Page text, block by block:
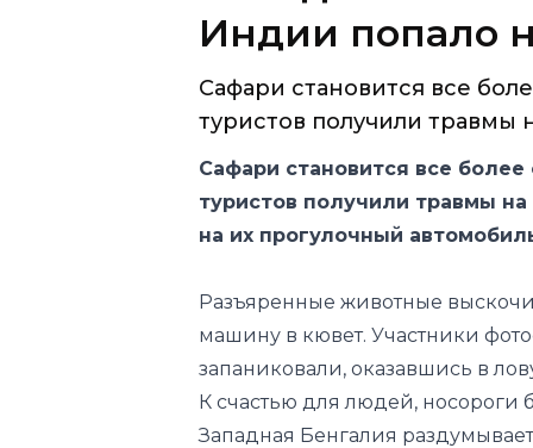
Индии попало
Сафари становится все
туристов получили травмы
Сафари становится все
туристов получили травмы
на их прогулочный
Разъяренные животные
машину в кювет. Участники
запаниковали, оказавшись в
К счастью для людей, носороги
Западная Бенгалия